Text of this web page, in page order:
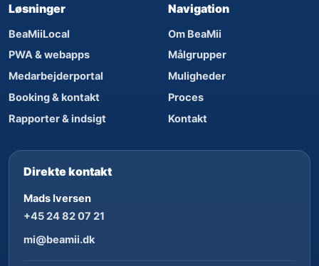
Løsninger
BeaMiiLocal
PWA & webapps
Medarbejderportal
Booking & kontakt
Rapporter & indsigt
Navigation
Om BeaMii
Målgrupper
Muligheder
Proces
Kontakt
Direkte kontakt
Mads Iversen
+45 24 82 07 21
mi@beamii.dk